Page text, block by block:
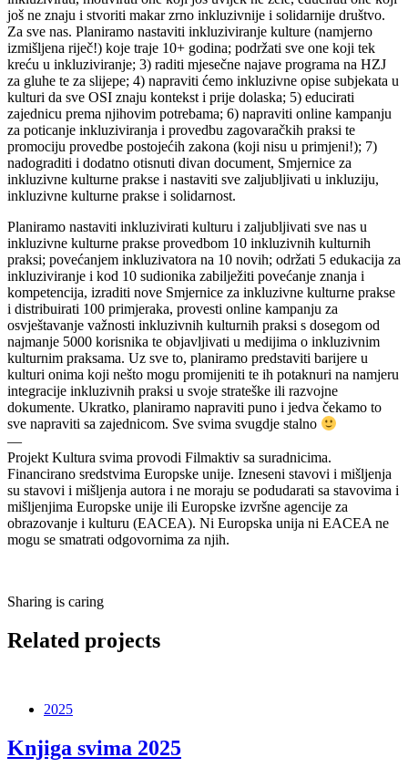
još ne znaju i stvoriti makar zrno inkluzivnije i solidarnije društvo.
Za sve nas. Planiramo nastaviti inkluziviranje kulture (namjerno
izmišljena riječ!) koje traje 10+ godina; podržati sve one koji tek
kreću u inkluziviranje; 3) raditi mjesečne najave programa na HZJ
za gluhe te za slijepe; 4) napraviti ćemo inkluzivne opise subjekata u
kulturi da sve OSI znaju kontekst i prije dolaska; 5) educirati
zajednicu prema njihovim potrebama; 6) napraviti online kampanju
za poticanje inkluziviranja i provedbu zagovaračkih praksi te
promociju provedbe postojećih zakona (koji nisu u primjeni!); 7)
nadograditi i dodatno otisnuti divan document, Smjernice za
inkluzivne kulturne prakse i nastaviti sve zaljubljivati u inkluziju,
inkluzivne kulturne prakse i solidarnost.
Planiramo nastaviti inkluzivirati kulturu i zaljubljivati sve nas u
inkluzivne kulturne prakse provedbom 10 inkluzivnih kulturnih
praksi; povećanjem inkluzivatora na 10 novih; održati 5 edukacija za
inkluziviranje i kod 10 sudionika zabilježiti povećanje znanja i
kompetencija, izraditi nove Smjernice za inkluzivne kulturne prakse
i distribuirati 100 primjeraka, provesti online kampanju za
osvještavanje važnosti inkluzivnih kulturnih praksi s dosegom od
najmanje 5000 korisnika te objavljivati u medijima o inkluzivnim
kulturnim praksama. Uz sve to, planiramo predstaviti barijere u
kulturi onima koji nešto mogu promijeniti te ih potaknuri na namjeru
integracije inkluzivnih praksi u svoje strateške ili razvojne
dokumente. Ukratko, planiramo napraviti puno i jedva čekamo to
sve napraviti sa zajednicom. Sve svima svugdje stalno
—
Projekt Kultura svima provodi Filmaktiv sa suradnicima.
Financirano sredstvima Europske unije. Izneseni stavovi i mišljenja
su stavovi i mišljenja autora i ne moraju se podudarati sa stavovima i
mišljenjima Europske unije ili Europske izvršne agencije za
obrazovanje i kulturu (EACEA). Ni Europska unija ni EACEA ne
mogu se smatrati odgovornima za njih.
Sharing is caring
Related projects
2025
Knjiga svima 2025